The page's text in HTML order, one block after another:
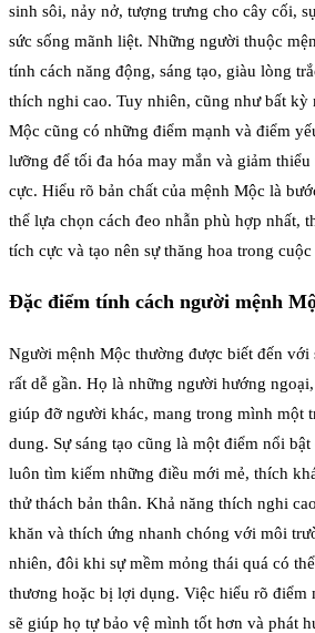
sinh sôi, nảy nở, tượng trưng cho cây cối,
sức sống mãnh liệt. Những người thuộc
tính cách năng động, sáng tạo, giàu lòng
thích nghi cao. Tuy nhiên, cũng như bất kỳ
Mộc cũng có những điểm mạnh và điểm
lưỡng để tối đa hóa may mắn và giảm
cực. Hiểu rõ bản chất của mệnh Mộc là
thể lựa chọn cách đeo nhẫn phù hợp nhất,
tích cực và tạo nên sự thăng hoa trong cuộc
Đặc điểm tính cách người mệnh
Người mệnh Mộc thường được biết đến với
rất dễ gần. Họ là những người hướng
giúp đỡ người khác, mang trong mình một
dung. Sự sáng tạo cũng là một điểm nổi
luôn tìm kiếm những điều mới mẻ, thích
thử thách bản thân. Khả năng thích nghi
khăn và thích ứng nhanh chóng với môi
nhiên, đôi khi sự mềm mỏng thái quá có
thương hoặc bị lợi dụng. Việc hiểu rõ điểm
sẽ giúp họ tự bảo vệ mình tốt hơn và phát